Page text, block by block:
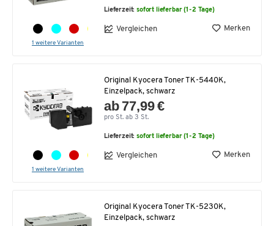
1 weitere Varianten
Lieferzeit:sofort lieferbar (1-2 Tage)
Vergleichen Merken
1 weitere Varianten
Original Kyocera Toner TK-5440K,
Einzelpack, schwarz
ab 77,99 €
pro St. ab 3 St.
Lieferzeit:sofort lieferbar (1-2 Tage)
Vergleichen Merken
Original Kyocera Toner TK-5230K,
Einzelpack, schwarz